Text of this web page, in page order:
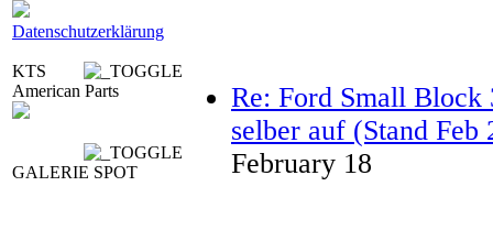
Datenschutzerklärung
KTS
American Parts
GALERIE SPOT
Re: Ford Small Block
selber auf (Stand Feb
February 18